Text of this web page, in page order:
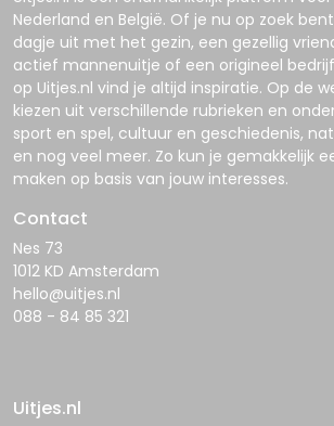
Nederland en België. Of je nu op zoek
dagje uit met het gezin, een gezellig
actief mannenuitje of een origineel
op Uitjes.nl vind je altijd inspiratie. Op de
kiezen uit verschillende rubrieken en
sport en spel, cultuur en geschiedenis,
en nog veel meer. Zo kun je gemakkelijk
maken op basis van jouw interesses.
Contact
Nes 73
1012 KD Amsterdam
hello@uitjes.nl
088 - 84 85 321
Uitjes.nl